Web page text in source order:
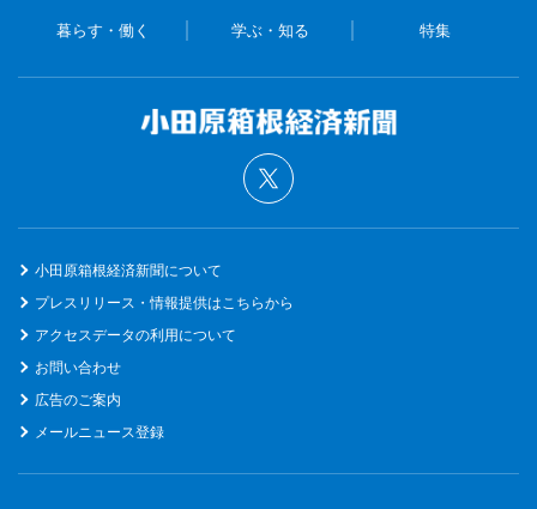
暮らす・働く 学ぶ・知る 特集
小田原箱根経済新聞について
プレスリリース・情報提供はこちらから
アクセスデータの利用について
お問い合わせ
広告のご案内
メールニュース登録